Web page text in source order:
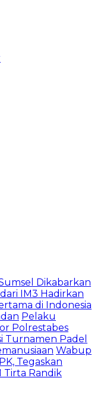
Dikabarkan
dari IM3 Hadirkan
di Indonesia
Pelaku
Polrestabes
Turnamen Padel
Wabup
Tegaskan
Tirta Randik